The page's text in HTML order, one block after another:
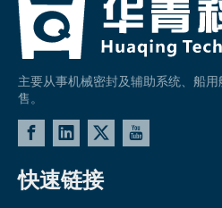
主要从事机械密封及辅助系统、船
售。
快速链接